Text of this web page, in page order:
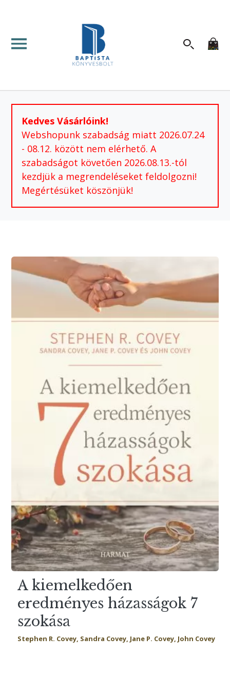
Kedves Vásárlóink!
Webshopunk szabadság miatt 2026.07.24
- 08.12. között nem elérhető. A
szabadságot követően 2026.08.13.-tól
kezdjük a megrendeléseket feldolgozni!
Megértésüket köszönjük!
A kiemelkedően
eredményes házasságok 7
szokása
Stephen R. Covey, Sandra Covey, Jane P. Covey, John Covey